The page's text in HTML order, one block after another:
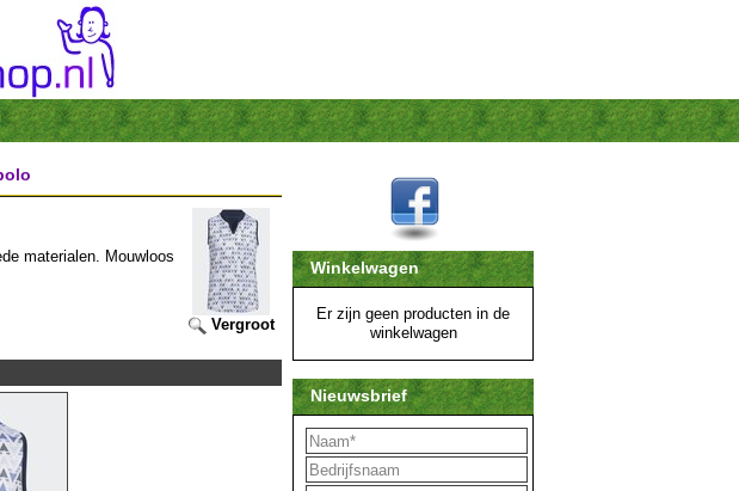
Vergroot
materialen. Mouwloos
Winkelwagen
Er zijn geen producten in de
winkelwagen
Nieuwsbrief